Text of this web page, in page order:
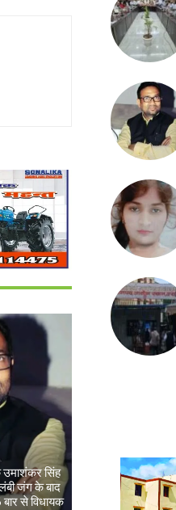
उमाशंकर सिंह
जंग के बाद
से विधायक